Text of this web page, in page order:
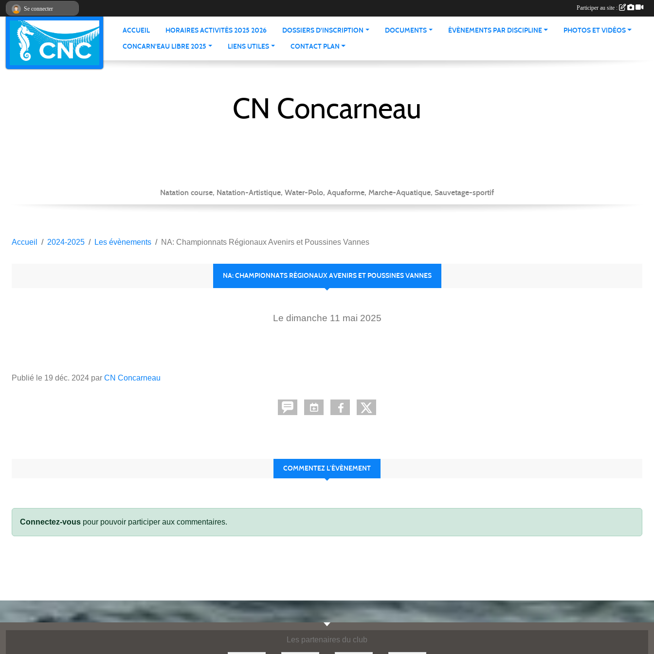
ACCUEIL HORAIRES ACTIVITÉS 2025 2026 DOSSIERS D'INSCRIPTION DOCUMENTS ÉVÈNEMENTS PAR DISCIPLINE
PHOTOS ET VIDÉOS
CONCARN'EAU LIBRE 2025
LIENS UTILES CONTACT PLAN
CN Concarneau
Natation course, Natation-Artistique, Water-Polo, Aquaforme, Marche-Aquatique, Sauvetage-sportif
Accueil 2024-2025 Les évènements NA: Championnats Régionaux Avenirs et Poussines Vannes
NA: CHAMPIONNATS RÉGIONAUX AVENIRS ET POUSSINES VANNES
Le dimanche 11 mai 2025
Publié le 19 déc. 2024 par CN Concarneau
COMMENTEZ L’ÉVÈNEMENT
Connectez-vous pour pouvoir participer aux commentaires.
Les partenaires du club
Se connecter Participer au site :
Panneau de gestion des cookies